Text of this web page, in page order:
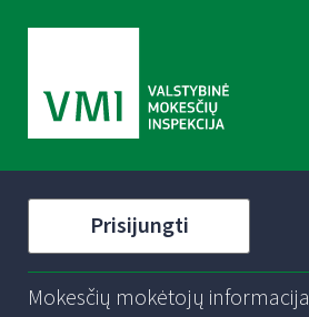
Prisijungti
Mokesčių mokėtojų informacija